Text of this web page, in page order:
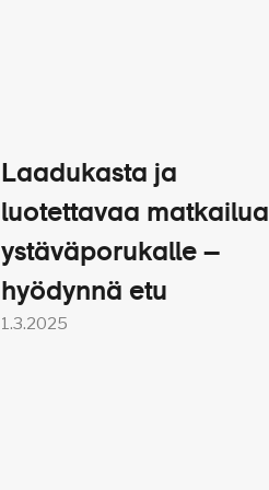
Laadukasta ja
luotettavaa matkailua
ystäväporukalle –
hyödynnä etu
1.3.2025